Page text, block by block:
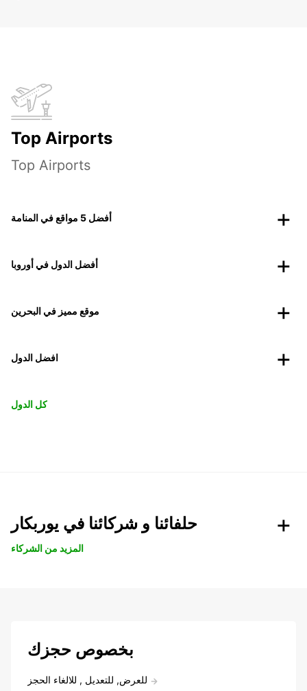
Top Airports
Top Airports
أفضل 5 مواقع في المنامة
أفضل الدول في أوروبا
موقع مميز في البحرين
افضل الدول
كل الدول
حلفائنا و شركائنا في يوربكار
المزيد من الشركاء
بخصوص حجزك
للعرض, للتعديل , للالغاء الحجز